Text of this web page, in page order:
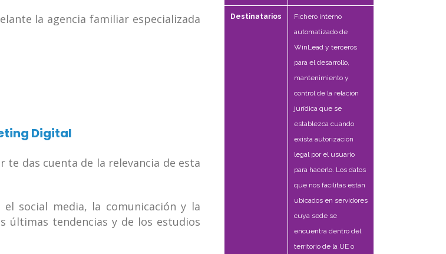
la agencia familiar especializada
Digital
das cuenta de la relevancia de esta
social media, la comunicación y la
últimas tendencias y de los estudios
Destinatarios
Fichero interno
automatizado de
WinLead y terceros
para el desarrollo,
mantenimiento y
control de la relación
jurídica que se
establezca cuando
exista autorización
legal por el usuario
para hacerlo. Los datos
que nos facilitas están
ubicados en servidores
cuya sede se
encuentra dentro del
territorio de la UE o